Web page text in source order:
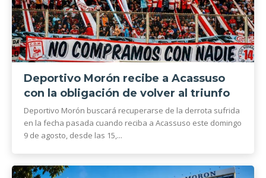
Deportivo Morón recibe a Acassuso
con la obligación de volver al triunfo
Deportivo Morón buscará recuperarse de la derrota sufrida
en la fecha pasada cuando reciba a Acassuso este domingo
9 de agosto, desde las 15,...